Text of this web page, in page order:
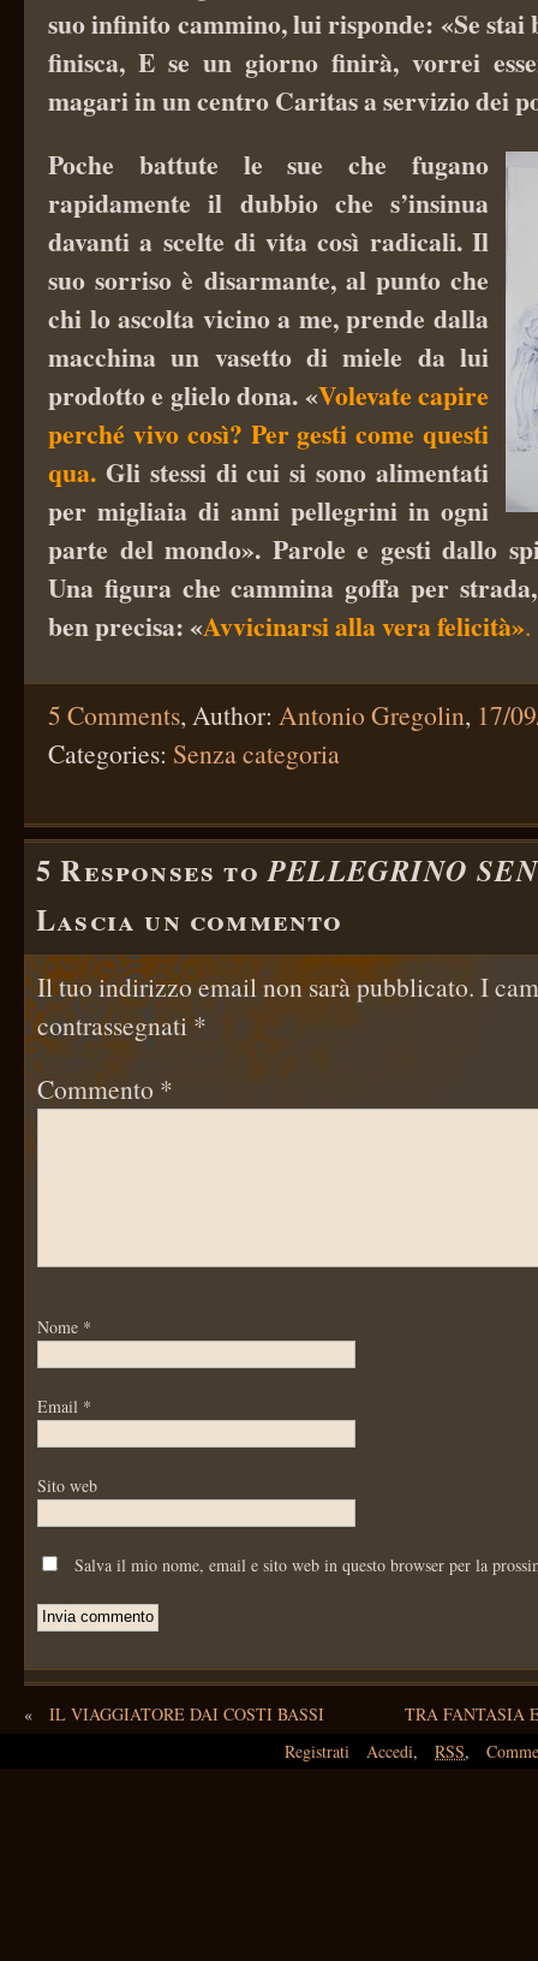
suo infinito cammino, lui risponde: «Se stai
finisca, E se un giorno finirà, vorrei
magari in un centro Caritas a servizio dei
Poche battute le sue che fugano
rapidamente il dubbio che s’insinua
davanti a scelte di vita così radicali. Il
suo sorriso è disarmante, al punto che
chi lo ascolta vicino a me, prende dalla
macchina un vasetto di miele da lui
prodotto e glielo dona. «Volevate capire
perché vivo così? Per gesti come questi
qua. Gli stessi di cui si sono alimentati
per migliaia di anni pellegrini in ogni
parte del mondo». Parole e gesti dallo
Una figura che cammina goffa per
ben precisa: «Avvicinarsi alla vera felicità».
5 Comments, Author: Antonio Gregolin, 17/
Categories: Senza categoria
5 Responses toPELLEGRINO
Lascia un commento
Il tuo indirizzo email non sarà pubblicato. I
contrassegnati *
Commento *
Nome *
Email *
Sito web
Salva il mio nome, email e sito web in questo browser per la
« IL VIAGGIATORE DAI COSTI BASSI
TRA FANTASIA
Registrati
Accedi, RSS,